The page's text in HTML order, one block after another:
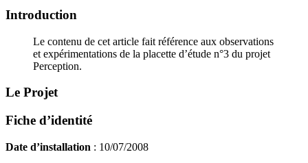
Introduction
Le contenu de cet article fait référence aux observations
et expérimentations de la placette d’étude n°3 du projet
Perception.
Le Projet
Fiche d’identité
Date d’installation : 10/07/2008